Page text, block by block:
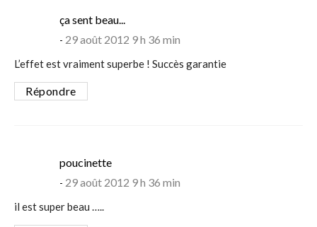
ça sent beau...says:
29 août 2012 9 h 36 min
L’effet est vraiment superbe ! Succès garantie
Répondre
poucinettesays:
29 août 2012 9 h 36 min
il est super beau …..